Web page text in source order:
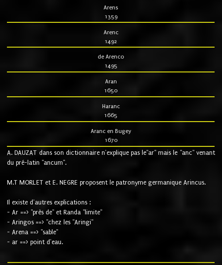
Arens
1359
Arenc
1492
de Arenco
1495
Aran
1650
Haranc
1665
Aranc en Bugey
1670
A. DAUZAT dans son dictionnaire n'explique pas le"ar" mais le "anc" venant
du pré-latin "ancum".
M.T MORLET et E. NEGRE proposent le patronyme germanique Arincus.
Il existe d'autres explications :
- Ar ==> "près de" et Randa "limite"
- Aringos ==> "chez les "Aringi"
- Arena ==> "sable"
- ar ==> point d'eau.